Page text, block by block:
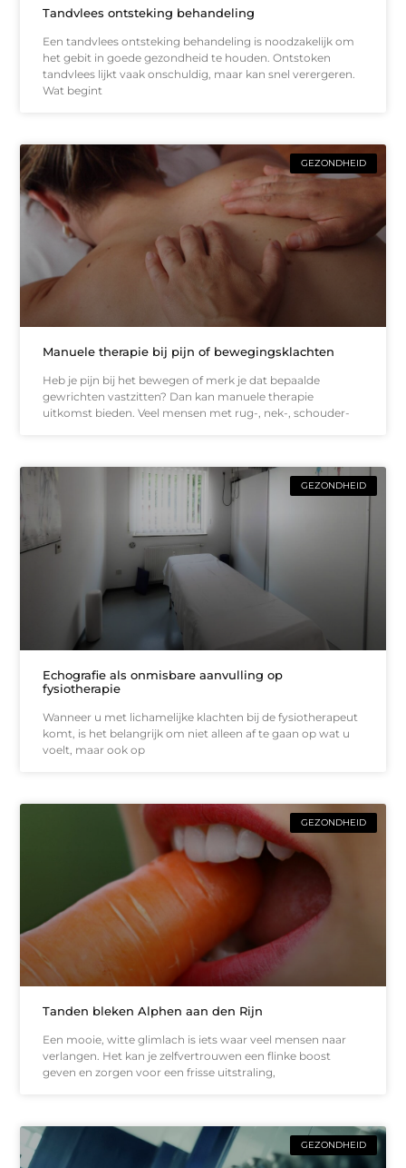
Tandvlees ontsteking behandeling
Een tandvlees ontsteking behandeling is noodzakelijk om
het gebit in goede gezondheid te houden. Ontstoken
tandvlees lijkt vaak onschuldig, maar kan snel verergeren.
Wat begint
GEZONDHEID
Manuele therapie bij pijn of bewegingsklachten
Heb je pijn bij het bewegen of merk je dat bepaalde
gewrichten vastzitten? Dan kan manuele therapie
uitkomst bieden. Veel mensen met rug-, nek-, schouder-
GEZONDHEID
Echografie als onmisbare aanvulling op
fysiotherapie
Wanneer u met lichamelijke klachten bij de fysiotherapeut
komt, is het belangrijk om niet alleen af te gaan op wat u
voelt, maar ook op
GEZONDHEID
Tanden bleken Alphen aan den Rijn
Een mooie, witte glimlach is iets waar veel mensen naar
verlangen. Het kan je zelfvertrouwen een flinke boost
geven en zorgen voor een frisse uitstraling,
GEZONDHEID